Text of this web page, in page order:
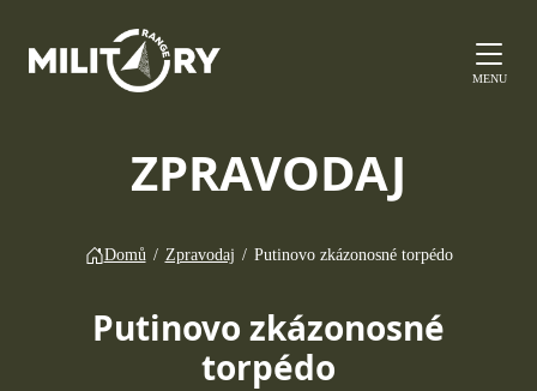
MENU
ZPRAVODAJ
Domů / Zpravodaj / Putinovo zkázonosné torpédo
Putinovo zkázonosné
torpédo